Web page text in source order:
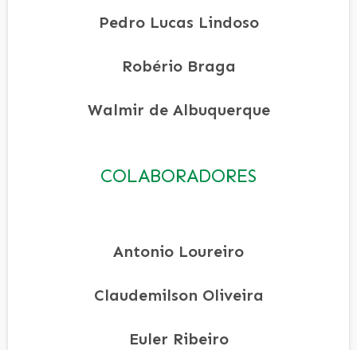
Pedro Lucas Lindoso
Robério Braga
Walmir de Albuquerque
COLABORADORES
Antonio Loureiro
Claudemilson Oliveira
Euler Ribeiro